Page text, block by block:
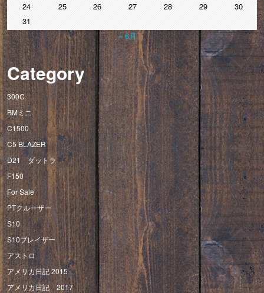
24
25 26 27 28 29
30
31
« 6月
Category
300C
BMミニ
C1500
C5 BLAZER
D21 ダットラ
F150
For Sale
PTクルーザー
S10
S10ブレイザー
アストロ
アメリカ日記 2015
アメリカ日記 2017